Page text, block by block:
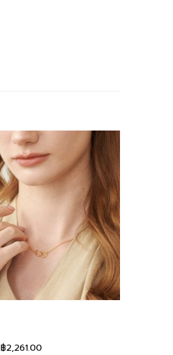
Add to
wishlist
฿2,261.00